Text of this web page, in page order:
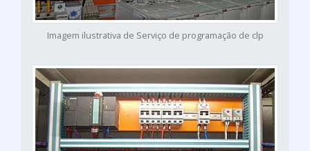
Imagem ilustrativa de Serviço de programação de clp